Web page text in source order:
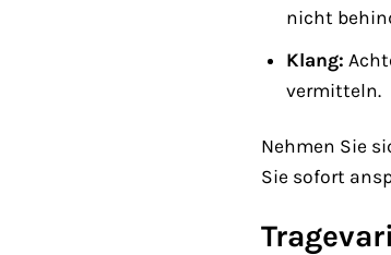
nicht
Klang:
vermitteln.
Nehmen Sie
Sie sofort